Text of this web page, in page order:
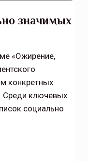
значимых
«Ожирение,
конкретных
Среди ключевых
социально